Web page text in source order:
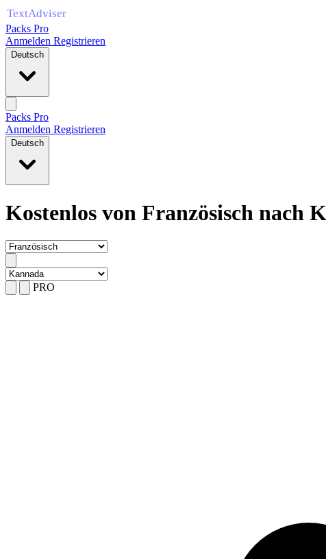
Packs Pro
Anmelden Registrieren
Deutsch
Packs Pro
Anmelden Registrieren
Deutsch
Kostenlos von Französisch nach
PRO